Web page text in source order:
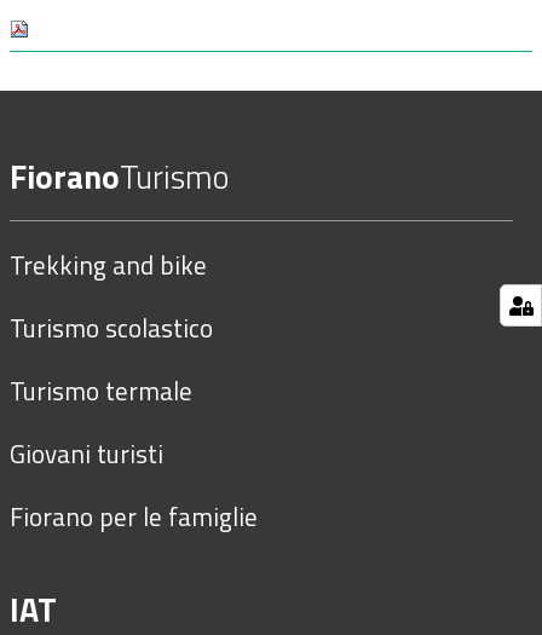
FioranoTurismo
Trekking and bike
Turismo scolastico
Turismo termale
Giovani turisti
Fiorano per le famiglie
IAT